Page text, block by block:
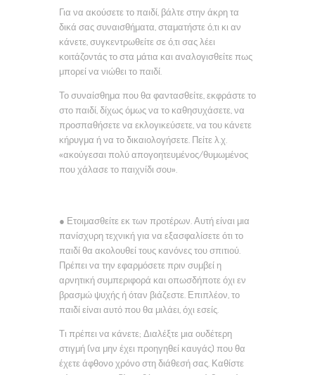
Για να ακούσετε το παιδί, βάλτε στην άκρη τα
δικά σας συναισθήματα, σταματήστε ό,τι κι αν
κάνετε, συγκεντρωθείτε σε ό,τι σας λέει
κοιτάζοντάς το στα μάτια και αναλογισθείτε πως
μπορεί να νιώθει το παιδί.
Το συναίσθημα που θα φαντασθείτε, εκφράστε το
στο παιδί, δίχως όμως να το καθησυχάσετε, να
προσπαθήσετε να εκλογικεύσετε, να του κάνετε
κήρυγμα ή να το δικαιολογήσετε. Πείτε λ.χ.
«ακούγεσαι πολύ απογοητευμένος/θυμωμένος
που χάλασε το παιχνίδι σου».
● Ετοιμασθείτε εκ των προτέρων. Αυτή είναι μια
πανίσχυρη τεχνική για να εξασφαλίσετε ότι το
παιδί θα ακολουθεί τους κανόνες του σπιτιού.
Πρέπει να την εφαρμόσετε πριν συμβεί η
αρνητική συμπεριφορά και οπωσδήποτε όχι εν
βρασμώ ψυχής ή όταν βιάζεστε. Επιπλέον, το
παιδί είναι αυτό που θα μιλάει, όχι εσείς.
Τι πρέπει να κάνετε; Διαλέξτε μια ουδέτερη
στιγμή (να μην έχει προηγηθεί καυγάς) που θα
έχετε άφθονο χρόνο στη διάθεσή σας. Καθίστε